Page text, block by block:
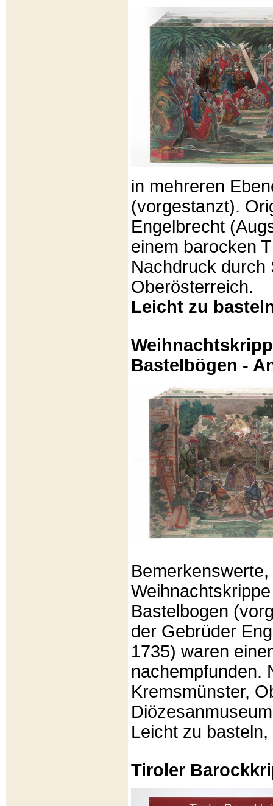
in mehreren
(vorgestanzt).
Engelbrecht
einem barocken
Nachdruck durch
Oberösterreich.
Leicht zu
Bastelbögen -
Bastelbogen
der Gebrüder
1735) waren
nachempfunden.
Kremsmünster,
Leicht zu
Tiroler